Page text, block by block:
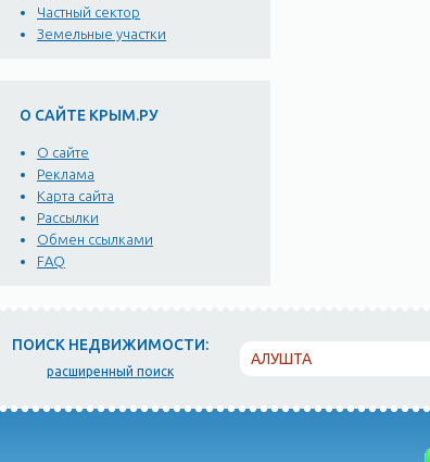
Частный сектор
Земельные участки
О САЙТЕ КРЫМ.РУ
О сайте
Реклама
Карта сайта
Рассылки
Обмен ссылками
FAQ
ПОИСК НЕДВИЖИМОСТИ:
расширенный поиск
АЛУШТА